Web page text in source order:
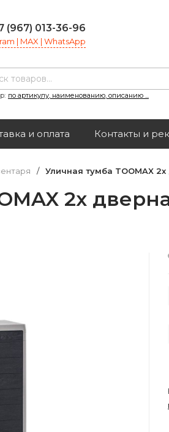
(967) 013-36-96
| MAX | WhatsApp
по артикулу, наименованию, описанию ...
и оплата Контакты и
/ Уличная тумба TOOMAX
2х